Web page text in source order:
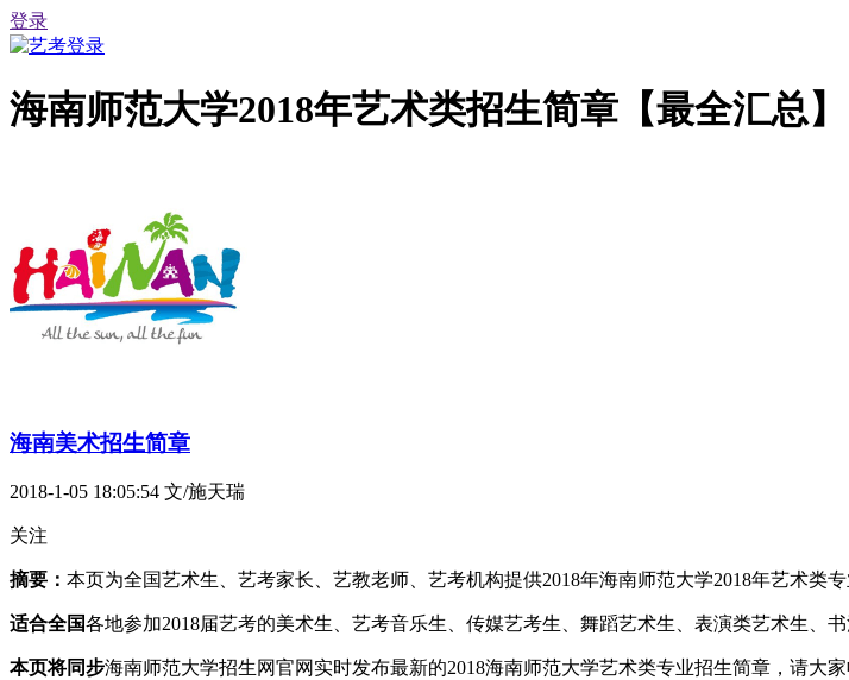
登录
海南师范大学2018年艺术类招生简章【最全汇总】
海南美术招生简章
2018-1-05 18:05:54 文/施天瑞
关注
摘要： 本页为全国艺术生、艺考家长、艺教老师、艺考机构提供2018年海南师范大学2018年艺术类
适合全国各地参加2018届艺考的美术生、艺考音乐生、传媒艺考生、舞蹈艺术生、表演类艺术生、
本页将同步海南师范大学招生网官网实时发布最新的2018海南师范大学艺术类专业招生简章，请大家